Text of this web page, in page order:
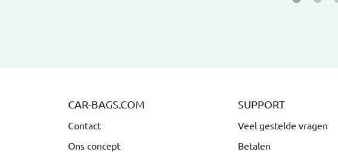
CAR-BAGS.COM
Contact
Ons concept
SUPPORT
Veel gestelde vragen
Betalen